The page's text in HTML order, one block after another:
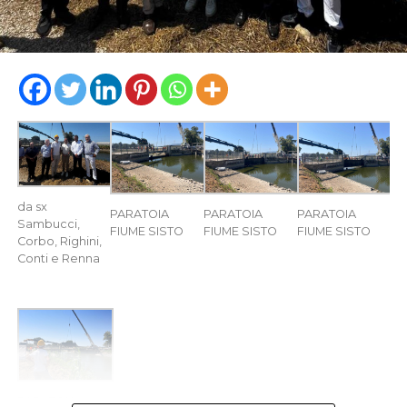
da sx
Sambucci,
Corbo, Righini,
Conti e Renna
PARATOIA
FIUME SISTO
PARATOIA
FIUME SISTO
PARATOIA
FIUME SISTO
PARATOIA